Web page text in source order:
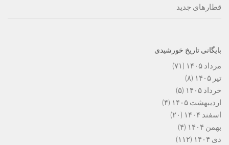
قطارهای جدید
بایگانی تاریخ خورشیدی
مرداد ۱۴۰۵
(۷۱)
تیر ۱۴۰۵
(۸)
خرداد ۱۴۰۵
(۵)
اردیبهشت ۱۴۰۵
(۴)
اسفند ۱۴۰۴
(۲۰)
بهمن ۱۴۰۴
(۴)
دی ۱۴۰۴
(۱۱۲)